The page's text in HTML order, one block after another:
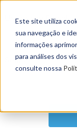
Este site utiliza
sua navegação e
informações
para análises dos
consulte nossa
Usuário ou E-mail
Senha